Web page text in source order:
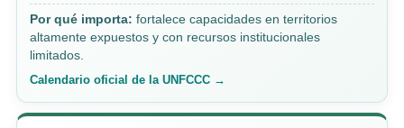
Por qué importa: fortalece capacidades en territorios
altamente expuestos y con recursos institucionales
limitados.
Calendario oficial de la UNFCCC →